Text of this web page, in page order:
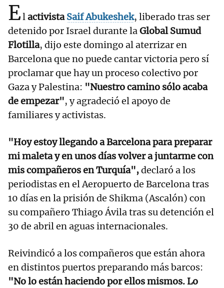
ElactivistaSaif Abukeshek, liberado tras ser
detenido por Israel durante laGlobal Sumud
Flotilla, dijo este domingo al aterrizar en
Barcelona que no puede cantar victoria pero sí
proclamar que hay un proceso colectivo por
Gaza y Palestina: "Nuestro camino sólo acaba
de empezar", y agradeció el apoyo de
familiares y activistas.
"Hoy estoy llegando a Barcelona para preparar
mi maleta y en unos días volver a juntarme con
mis compañeros en Turquía",declaró a los
periodistas en el Aeropuerto de Barcelona tras
10 días en la prisión de Shikma (Ascalón) con
su compañero Thiago Ávila tras su detención el
30 de abril en aguas internacionales.
Reivindicó a los compañeros que están ahora
en distintos puertos preparando más barcos:
"No lo están haciendo por ellos mismos. Lo